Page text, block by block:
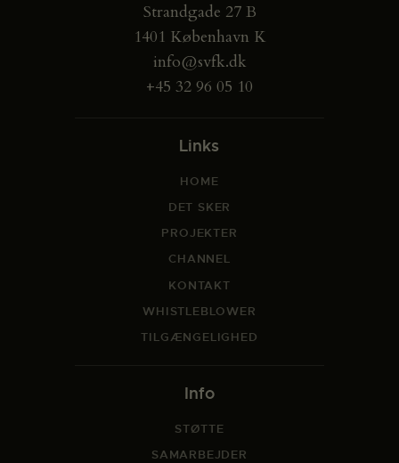
Strandgade 27 B
1401 København K
info@svfk.dk
+45 32 96 05 10
Links
HOME
DET SKER
PROJEKTER
CHANNEL
KONTAKT
WHISTLEBLOWER
TILGÆNGELIGHED
Info
STØTTE
SAMARBEJDER